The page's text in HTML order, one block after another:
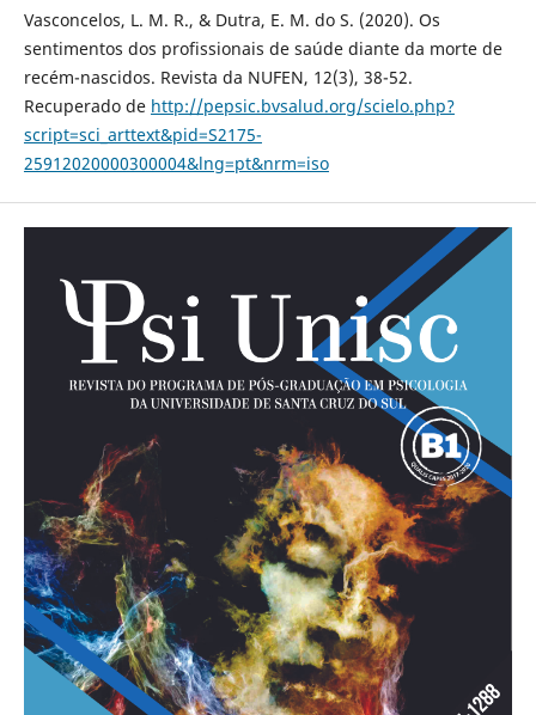
Vasconcelos, L. M. R., & Dutra, E. M. do S. (2020). Os
sentimentos dos profissionais de saúde diante da morte de
recém-nascidos. Revista da NUFEN, 12(3), 38-52.
Recuperado de http://pepsic.bvsalud.org/scielo.php?
script=sci_arttext&pid=S2175-
25912020000300004&lng=pt&nrm=iso